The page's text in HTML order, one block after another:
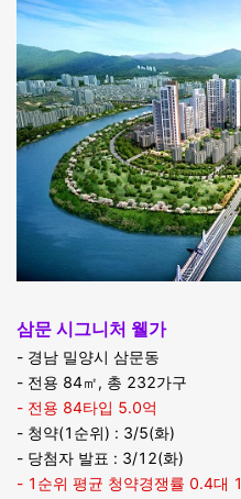
삼문 시그니처 웰가
- 경남 밀양시 삼문동
- 전용 84㎡, 총 232가구
- 전용 84타입 5.0억
- 청약(1순위) : 3/5(화)
- 당첨자 발표 : 3/12(화)
- 1순위 평균 청약경쟁률 0.4대 1